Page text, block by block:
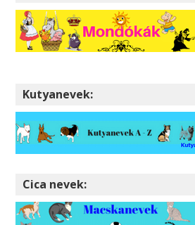
Kutyanevek:
Cica nevek: